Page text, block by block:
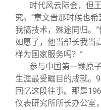
时代风云际会，但
究。“章文晋那时候也
我搞技术，殊途同归。
如愿了，他当部长我当
样为国家服务吗？”
参与中国第一颗原
生涯最受瞩目的成就。
回忆这段往事。那是
仪表研究所所长办公室